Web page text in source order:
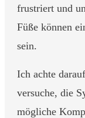
frustriert und
Füße können
sein.
Ich achte
versuche, die
mögliche